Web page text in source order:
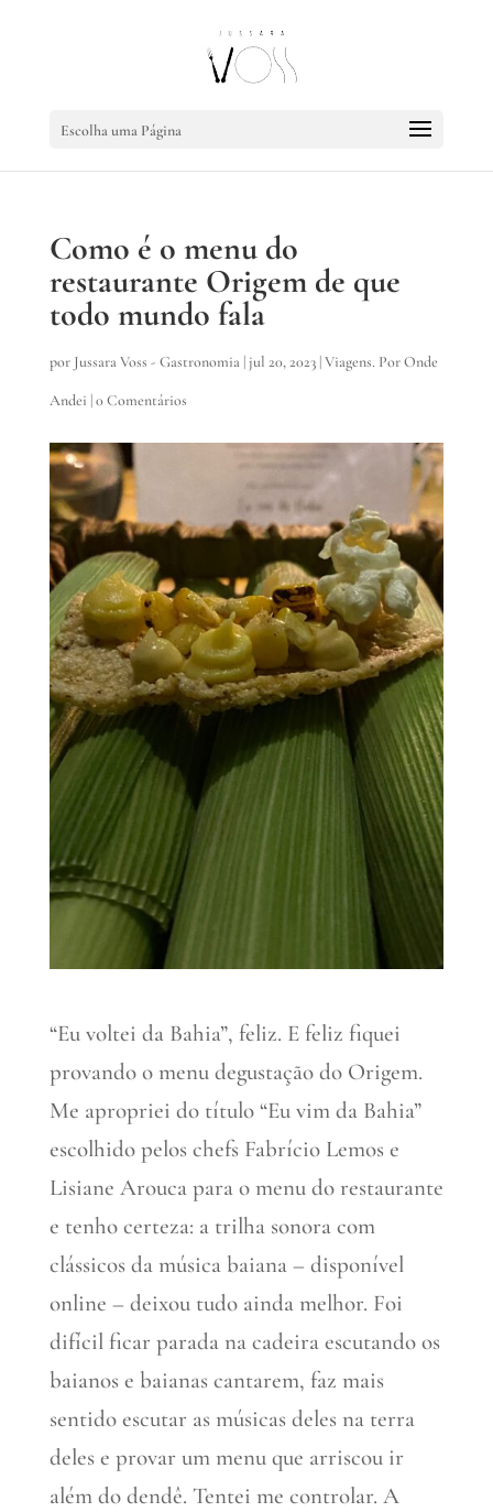
Escolha uma Página
Como é o menu do
restaurante Origem de que
todo mundo fala
por Jussara Voss - Gastronomia|jul 20, 2023|Viagens. Por Onde
Andei |0 Comentários
“Eu voltei da Bahia”, feliz. E feliz fiquei
provando o menu degustação do Origem.
Me apropriei do título “Eu vim da Bahia”
escolhido pelos chefs Fabrício Lemos e
Lisiane Arouca para o menu do restaurante
e tenho certeza: a trilha sonora com
clássicos da música baiana – disponível
online – deixou tudo ainda melhor. Foi
difícil ficar parada na cadeira escutando os
baianos e baianas cantarem, faz mais
sentido escutar as músicas deles na terra
deles e provar um menu que arriscou ir
além do dendê. Tentei me controlar. A